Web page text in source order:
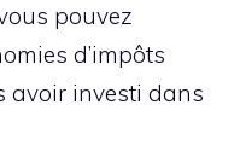
pouvez
d’impôts
avoir investi dans